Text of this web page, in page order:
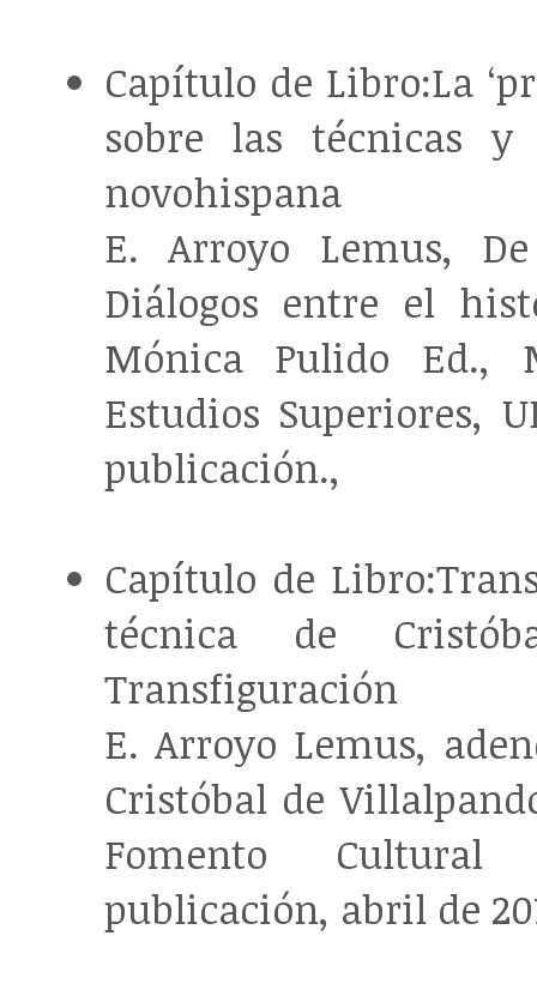
Capítulo de Libro:La
sobre las técnicas
novohispana
E. Arroyo Lemus,
Diálogos entre el
Mónica Pulido Ed.,
Estudios Superiores,
publicación.,
Capítulo de
técnica de
Transfiguración
E. Arroyo Lemus,
Cristóbal de
Fomento Cultural
publicación, abril de